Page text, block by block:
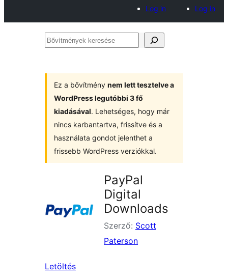
Log in
Log in
Bővítmények
Ez a bővítmény nem lett tesztelve a
WordPress legutóbbi 3 fő
kiadásával. Lehetséges, hogy már
nincs karbantartva, frissítve és a
használata gondot jelenthet a
frissebb WordPress verziókkal.
PayPal
Digital
Downloads
Szerző: Scott
Paterson
Letöltés